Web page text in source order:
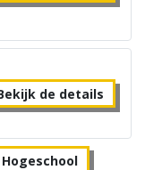
de details